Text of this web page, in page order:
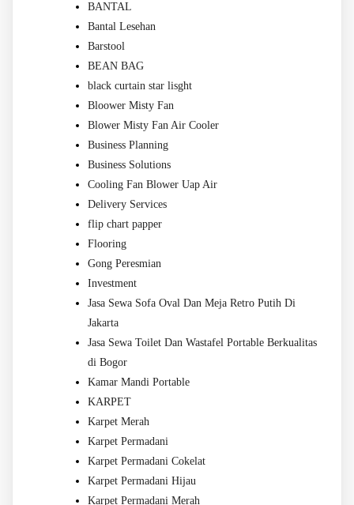
BANTAL
Bantal Lesehan
Barstool
BEAN BAG
black curtain star lisght
Bloower Misty Fan
Blower Misty Fan Air Cooler
Business Planning
Business Solutions
Cooling Fan Blower Uap Air
Delivery Services
flip chart papper
Flooring
Gong Peresmian
Investment
Jasa Sewa Sofa Oval Dan Meja Retro Putih Di
Jakarta
Jasa Sewa Toilet Dan Wastafel Portable Berkualitas
di Bogor
Kamar Mandi Portable
KARPET
Karpet Merah
Karpet Permadani
Karpet Permadani Cokelat
Karpet Permadani Hijau
Karpet Permadani Merah